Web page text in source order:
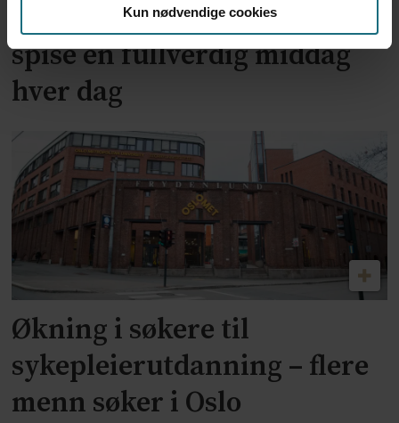
Kun nødvendige cookies
En av tre hadde ikke råd til å
spise en fullverdig middag
hver dag
Økning i søkere til
sykepleierutdanning – flere
menn søker i Oslo